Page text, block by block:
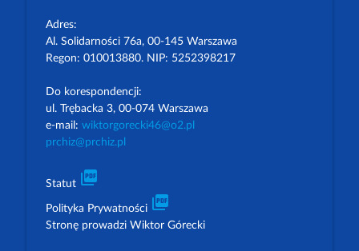
Adres:
Al. Solidarności 76a, 00-145 Warszawa
Regon: 010013880. NIP: 5252398217
Do korespondencji:
ul. Trębacka 3, 00-074 Warszawa
e-mail: wiktorgorecki46@o2.pl
prchiz@prchiz.pl
Statut picture_as_pdf
Polityka Prywatności picture_as_pdf
Stronę prowadzi Wiktor Górecki